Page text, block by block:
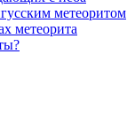
метеоритом
метеорита